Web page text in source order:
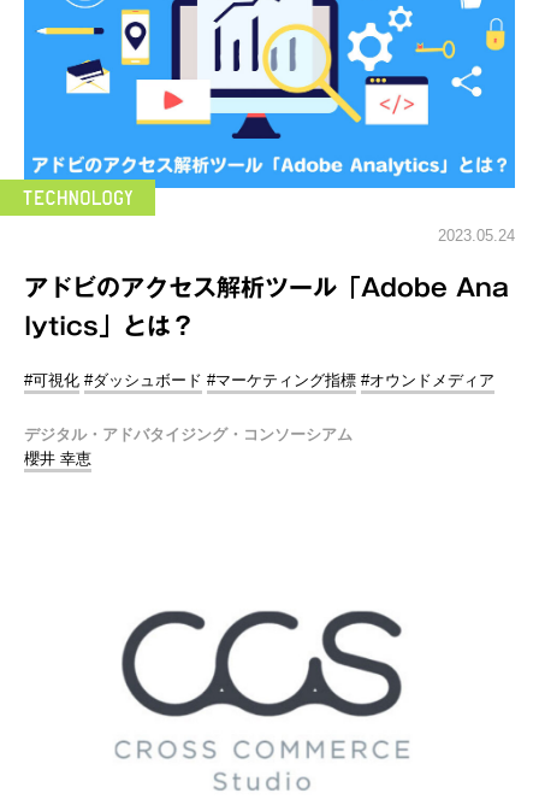
2023.05.24
アドビのアクセス解析ツール「Adobe Ana
lytics」とは？
#可視化 #ダッシュボード #マーケティング指標 #オウンドメディア
デジタル・アドバタイジング・コンソーシアム
櫻井 幸恵